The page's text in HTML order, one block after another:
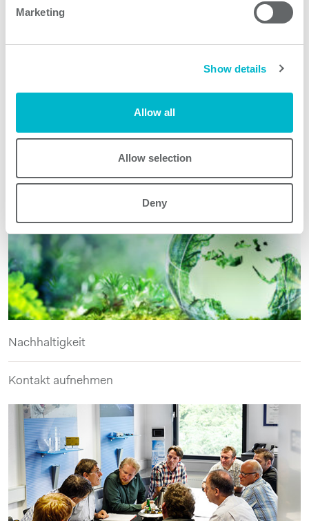
Marketing
Show details
Allow all
Allow selection
Deny
Anwendungsbeispiele
Nachhaltigkeit
Kontakt aufnehmen